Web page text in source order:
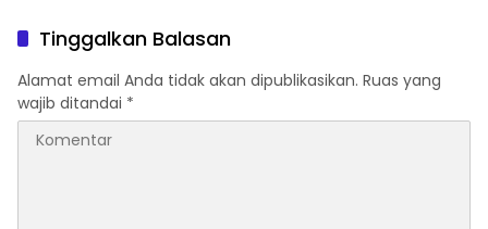
Tinggalkan Balasan
Alamat email Anda tidak akan dipublikasikan. Ruas yang
wajib ditandai *